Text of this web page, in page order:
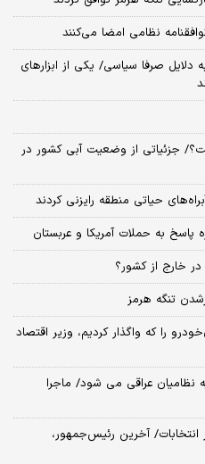
دلایل صرفا سیاسی/ یکی از ابزارهای
جزئیاتی از وضعیت آبی کشور در
حیاتی منطقه رایزنی کردند
پاسخ به حملات آمریکا و عربستان
خارج از کشور؟
تنگه هرمز
را که واگذار کردیم، وزیر اقتصاد
نظامیان عراقی می شود/ ماجرا
انتخابات/ آخرین رئیس‌جمهور،